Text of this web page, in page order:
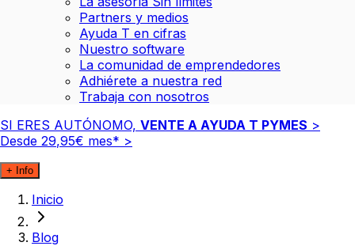
Partners y medios
Ayuda T en cifras
Nuestro software
La comunidad de emprendedores
Adhiérete a nuestra red
Trabaja con nosotros
SI ERES AUTÓNOMO, VENTE A AYUDA T PYMES >
Desde 29,95€ mes* >
+ Info
Inicio
Blog